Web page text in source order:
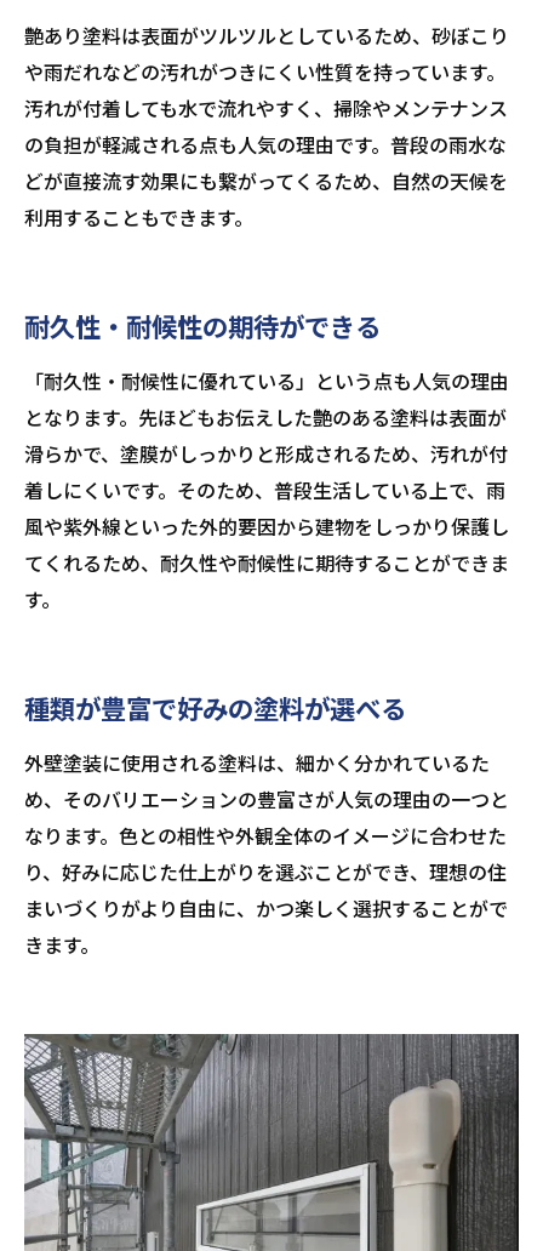
艶あり塗料は表面がツルツルとしているため、砂ぼこり
や雨だれなどの汚れがつきにくい性質を持っています。
汚れが付着しても水で流れやすく、掃除やメンテナンス
の負担が軽減される点も人気の理由です。普段の雨水な
どが直接流す効果にも繋がってくるため、自然の天候を
利用することもできます。
耐久性・耐候性の期待ができる
「耐久性・耐候性に優れている」という点も人気の理由
となります。先ほどもお伝えした艶のある塗料は表面が
滑らかで、塗膜がしっかりと形成されるため、汚れが付
着しにくいです。そのため、普段生活している上で、雨
風や紫外線といった外的要因から建物をしっかり保護し
てくれるため、耐久性や耐候性に期待することができま
す。
種類が豊富で好みの塗料が選べる
外壁塗装に使用される塗料は、細かく分かれているた
め、そのバリエーションの豊富さが人気の理由の一つと
なります。色との相性や外観全体のイメージに合わせた
り、好みに応じた仕上がりを選ぶことができ、理想の住
まいづくりがより自由に、かつ楽しく選択することがで
きます。